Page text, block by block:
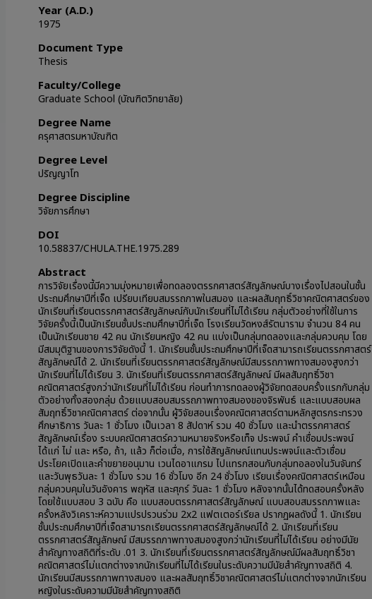
Year (A.D.)
1975
Document Type
Thesis
Faculty/College
Graduate School (บัณฑิตวิทยาลัย)
Degree Name
ครุศาสตรมหาบัณฑิต
Degree Level
ปริญญาโท
Degree Discipline
วิจัยการศึกษา
DOI
10.58837/CHULA.THE.1975.289
Abstract
การวิจัยเรื่องนี้มีความมุ่งหมายเพื่อทดลองตรรกศาสตร์สัญลักษณ์บางเรื่องไปสอนในชั้น
ประถมศึกษาปีที่เจ็ด เปรียบเทียบสมรรถภาพในสมอง และผลสัมฤทธิ์วิชาคณิตศาสตร์ของ
นักเรียนที่เรียนตรรกศาสตร์สัญลักษณ์กับนักเรียนที่ไม่ได้เรียน กลุ่มตัวอย่างที่ใช้ในการ
วิจัยครั้งนี้เป็นนักเรียนชั้นประถมศึกษาปีที่เจ็ด โรงเรียนวัดหงส์รัตนาราม จำนวน 84 คน
เป็นนักเรียนชาย 42 คน นักเรียนหญิง 42 คน แบ่งเป็นกลุ่มทดลองและกลุ่มควบคุม โดย
มีสมมุติฐานของการวิจัยดังนี้ 1. นักเรียนชั้นประถมศึกษาปีที่เจ็ดสามารถเรียนตรรกศาสตร์
สัญลักษณ์ได้ 2. นักเรียนที่เรียนตรรกศาสตร์สัญลักษณ์มีสมรรถภาพทางสมองสูงกว่า
นักเรียนที่ไม่ได้เรียน 3. นักเรียนที่เรียนตรรกศาสตร์สัญลักษณ์ มีผลสัมฤทธิ์วิชา
คณิตศาสตร์สูงกว่านักเรียนที่ไม่ได้เรียน ก่อนทำการทดลองผู้วิจัยทดสอบครั้งแรกกับกลุ่ม
ตัวอย่างทั้งสองกลุ่ม ด้วยแบบสอบสมรรถภาพทางสมองของจิรพันธ์ และแบบสอบผล
สัมฤทธิ์วิชาคณิตศาสตร์ ต่อจากนั้น ผู้วิจัยสอนเรื่องคณิตศาสตร์ตามหลักสูตรกระทรวง
ศึกษาธิการ วันละ 1 ชั่วโมง เป็นเวลา 8 สัปดาห์ รวม 40 ชั่วโมง และนำตรรกศาสตร์
สัญลักษณ์เรื่อง ระบบคณิตศาสตร์ความหมายจริงหรือเท็จ ประพจน์ คำเชื่อมประพจน์
ได้แก่ ไม่ และ หรือ, ถ้า, แล้ว ก็ต่อเมื่อ, การใช้สัญลักษณ์แทนประพจน์และตัวเชื่อม
ประโยคเปิดและคำขยายอนุมาน เวนไดอาแกรม ไปแทรกสอนกับกลุ่มทอลองในวันจันทร์
และวันพุธวันละ 1 ชั่วโมง รวม 16 ชั่วโมง อีก 24 ชั่วโมง เรียนเรื่องคณิตศาสตร์เหมือน
กลุ่มควบคุมในวันอังคาร พฤหัส และศุกร์ วันละ 1 ชั่วโมง หลังจากนั้นได้ทดสอบครั้งหลัง
โดยใช้แบบสอบ 3 ฉบับ คือ แบบสอบตรรกศาสตร์สัญลักษณ์ แบบสอบสมรรถภาพและ
ครั้งหลังวิเคราะห์ความแปรปรวนร่วม 2x2 แฟตเตอร์เรียล ปรากฏผลดังนี้ 1. นักเรียน
ชั้นประถมศึกษาปีที่เจ็ดสามารถเรียนตรรกศาสตร์สัญลักษณ์ได้ 2. นักเรียนที่เรียน
ตรรกศาสตร์สัญลักษณ์ มีสมรรถภาพทางสมองสูงกว่านักเรียนที่ไม่ได้เรียน อย่างมีนัย
สำคัญทางสถิติที่ระดับ .01 3. นักเรียนที่เรียนตรรกศาสตร์สัญลักษณ์มีผลสัมฤทธิ์วิชา
คณิตศาสตร์ไม่แตกต่างจากนักเรียนที่ไม่ได้เรียนในระดับความมีนัยสำคัญทางสถิติ 4.
นักเรียนมีสมรรถภาพทางสมอง และผลสัมฤทธิ์วิชาคณิตศาสตร์ไม่แตกต่างจากนักเรียน
หญิงในระดับความมีนัยสำคัญทางสถิติ